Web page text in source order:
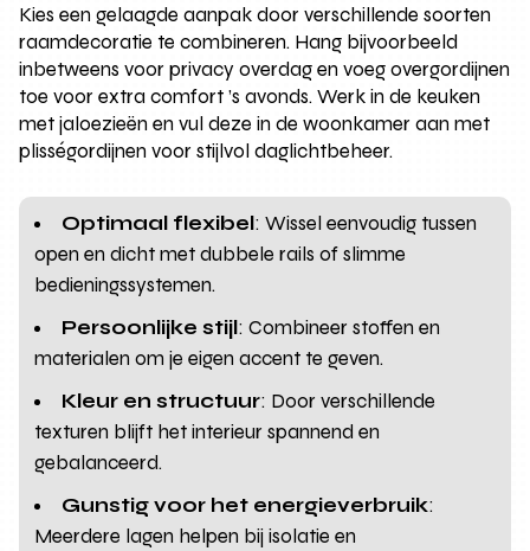
Kies een gelaagde aanpak door verschillende soorten
raamdecoratie te combineren. Hang bijvoorbeeld
inbetweens voor privacy overdag en voeg overgordijnen
toe voor extra comfort ’s avonds. Werk in de keuken
met jaloezieën en vul deze in de woonkamer aan met
plisségordijnen voor stijlvol daglichtbeheer.
Optimaal flexibel: Wissel eenvoudig tussen
open en dicht met dubbele rails of slimme
bedieningssystemen.
Persoonlijke stijl: Combineer stoffen en
materialen om je eigen accent te geven.
Kleur en structuur: Door verschillende
texturen blijft het interieur spannend en
gebalanceerd.
Gunstig voor het energieverbruik:
Meerdere lagen helpen bij isolatie en